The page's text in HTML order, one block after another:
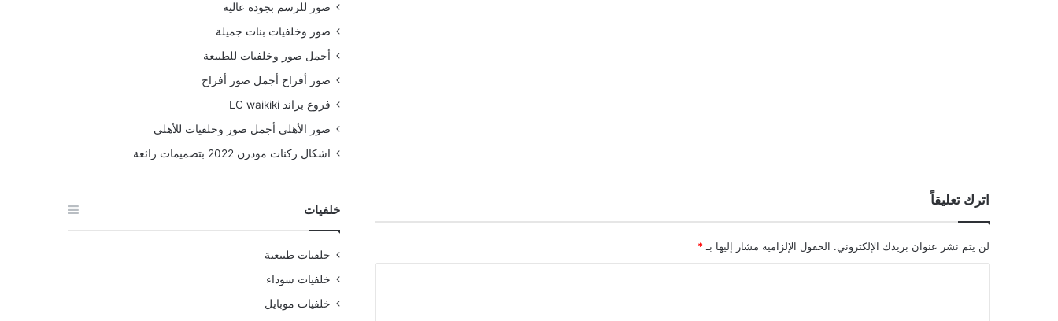
اترك تعليقاً
لن يتم نشر عنوان بريدك الإلكتروني. الحقول الإلزامية مشار إليها بـ *
صور للرسم بجودة عالية
صور وخلفيات بنات جميلة
أجمل صور وخلفيات للطبيعة
صور أفراح أجمل صور أفراح
فروع براند LC waikiki
صور الأهلي أجمل صور وخلفيات للأهلي
اشكال ركنات مودرن 2022 بتصميمات رائعة
خلفيات
خلفيات طبيعية
خلفيات سوداء
خلفيات موبايل